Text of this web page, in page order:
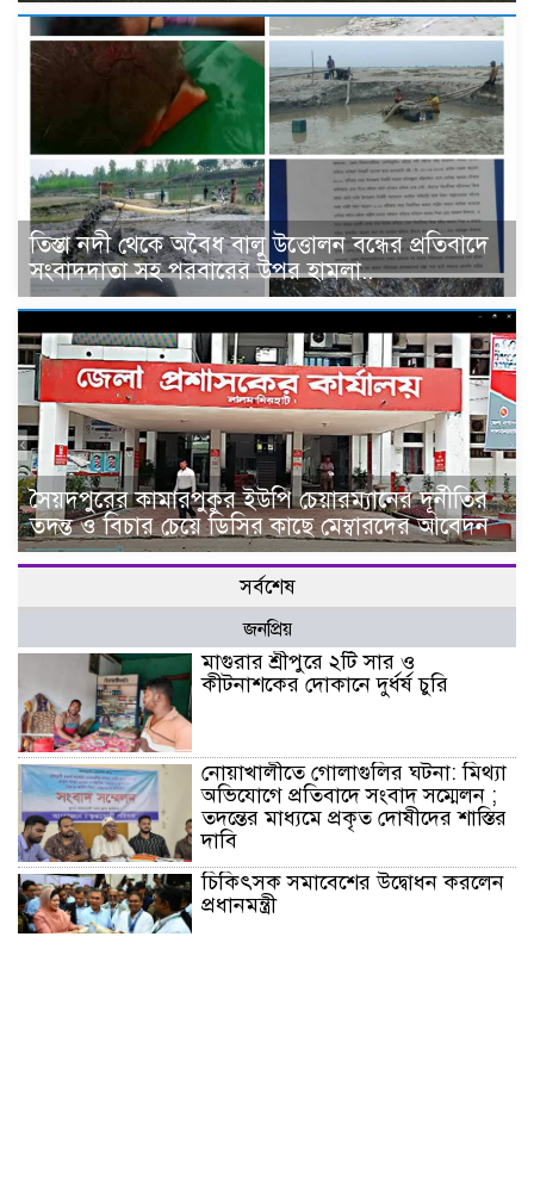
তিস্তা নদী থেকে অবৈধ বালু উত্তোলন বন্ধের প্রতিবাদে
সংবাদদাতা সহ পরবারের উপর হামলা..
সৈয়দপুরের কামারপুকুর ইউপি চেয়ারম্যানের দূর্নীতির
তদন্ত ও বিচার চেয়ে ডিসির কাছে মেম্বারদের আবেদন
সর্বশেষ
জনপ্রিয়
মাগুরার শ্রীপুরে ২টি সার ও
কীটনাশকের দোকানে দুর্ধর্ষ চুরি
নোয়াখালীতে গোলাগুলির ঘটনা: মিথ্যা
অভিযোগে প্রতিবাদে সংবাদ সম্মেলন ;
তদন্তের মাধ্যমে প্রকৃত দোষীদের শাস্তির
দাবি
চিকিৎসক সমাবেশের উদ্বোধন করলেন
প্রধানমন্ত্রী